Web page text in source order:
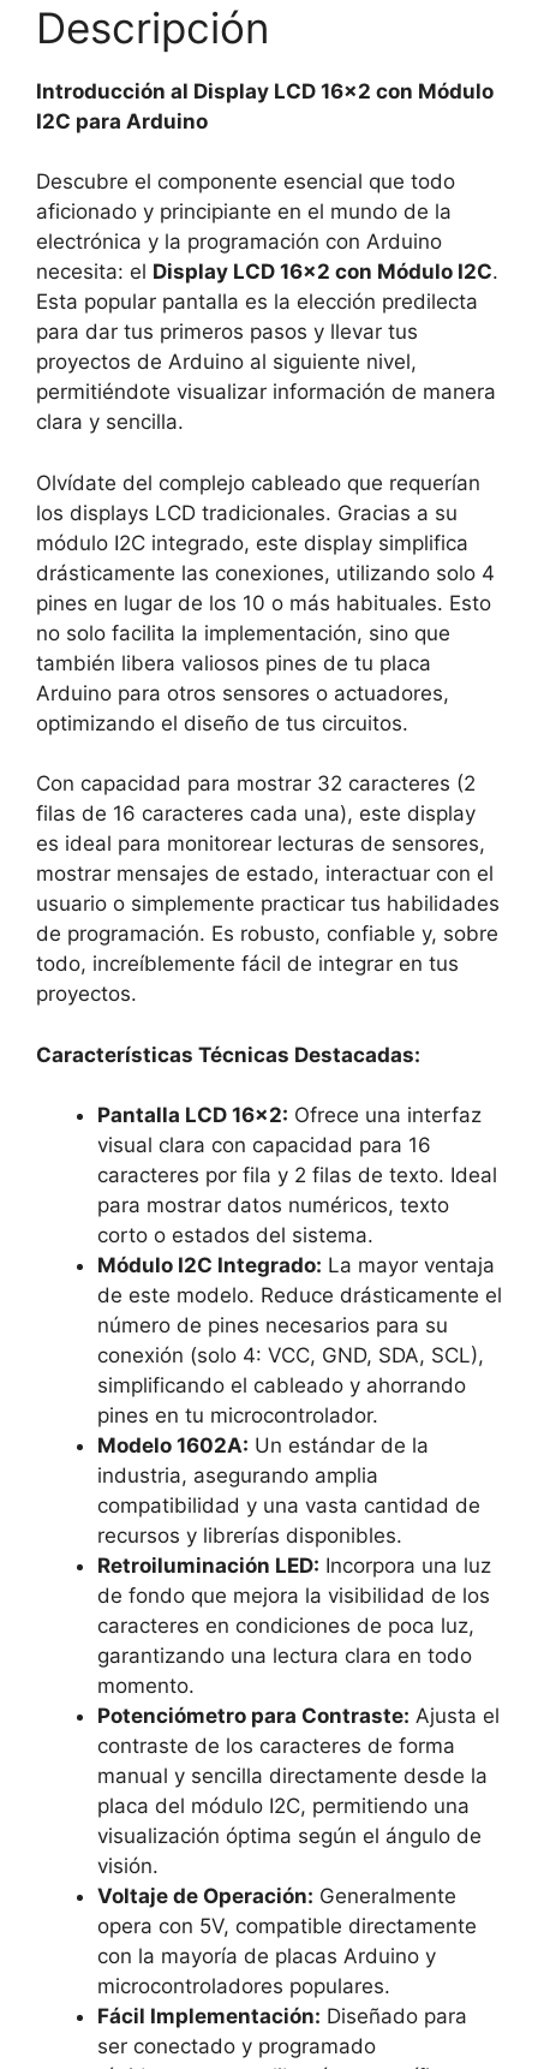
Descripción
Introducción al Display LCD 16×2 con Módulo
I2C para Arduino
Descubre el componente esencial que todo
aficionado y principiante en el mundo de la
electrónica y la programación con Arduino
necesita: el Display LCD 16×2 con Módulo I2C.
Esta popular pantalla es la elección predilecta
para dar tus primeros pasos y llevar tus
proyectos de Arduino al siguiente nivel,
permitiéndote visualizar información de manera
clara y sencilla.
Olvídate del complejo cableado que requerían
los displays LCD tradicionales. Gracias a su
módulo I2C integrado, este display simplifica
drásticamente las conexiones, utilizando solo 4
pines en lugar de los 10 o más habituales. Esto
no solo facilita la implementación, sino que
también libera valiosos pines de tu placa
Arduino para otros sensores o actuadores,
optimizando el diseño de tus circuitos.
Con capacidad para mostrar 32 caracteres (2
filas de 16 caracteres cada una), este display
es ideal para monitorear lecturas de sensores,
mostrar mensajes de estado, interactuar con el
usuario o simplemente practicar tus habilidades
de programación. Es robusto, confiable y, sobre
todo, increíblemente fácil de integrar en tus
proyectos.
Características Técnicas Destacadas:
Pantalla LCD 16×2: Ofrece una interfaz
visual clara con capacidad para 16
caracteres por fila y 2 filas de texto. Ideal
para mostrar datos numéricos, texto
corto o estados del sistema.
Módulo I2C Integrado: La mayor ventaja
de este modelo. Reduce drásticamente el
número de pines necesarios para su
conexión (solo 4: VCC, GND, SDA, SCL),
simplificando el cableado y ahorrando
pines en tu microcontrolador.
Modelo 1602A: Un estándar de la
industria, asegurando amplia
compatibilidad y una vasta cantidad de
recursos y librerías disponibles.
Retroiluminación LED: Incorpora una luz
de fondo que mejora la visibilidad de los
caracteres en condiciones de poca luz,
garantizando una lectura clara en todo
momento.
Potenciómetro para Contraste: Ajusta el
contraste de los caracteres de forma
manual y sencilla directamente desde la
placa del módulo I2C, permitiendo una
visualización óptima según el ángulo de
visión.
Voltaje de Operación: Generalmente
opera con 5V, compatible directamente
con la mayoría de placas Arduino y
microcontroladores populares.
Fácil Implementación: Diseñado para
ser conectado y programado